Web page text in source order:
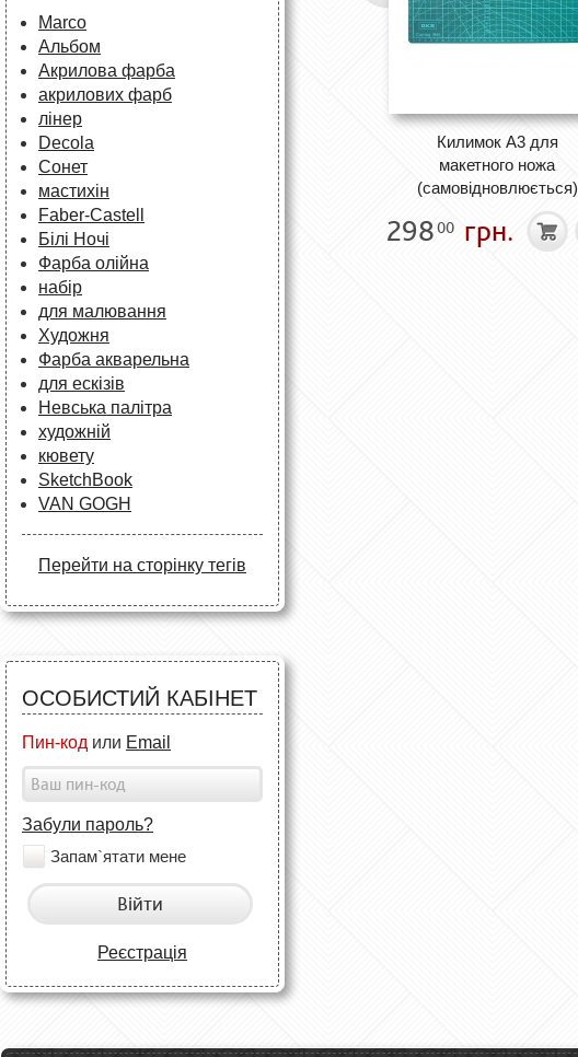
Marco
Альбом
Акрилова фарба
акрилових фарб
лінер
Decola
Сонет
мастихін
Faber-Castell
Білі Ночі
Фарба олійна
набір
для малювання
Художня
Фарба акварельна
для ескізів
Невська палітра
художній
кювету
SketchBook
VAN GOGH
Перейти на сторінку тегів
ОСОБИСТИЙ КАБІНЕТ
Пин-код или Email
Забули пароль?
Запам`ятати мене
Війти
Реєстрація
Килимок А3 для
макетного ножа
(самовідновлюється)
29800 грн.